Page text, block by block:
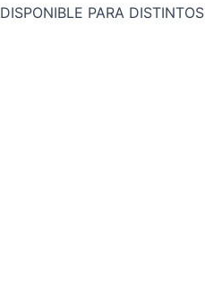
PARA DISTINTOS